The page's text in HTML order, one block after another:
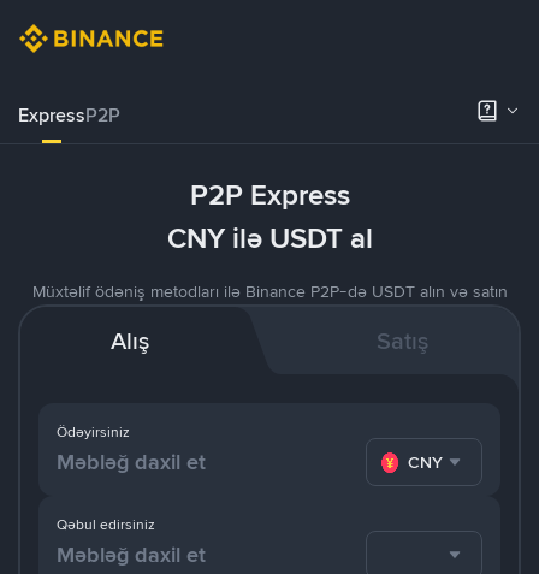
ExpressP2P
P2P Express
CNY ilə USDT al
Müxtəlif ödəniş metodları ilə Binance P2P-də USDT alın və satın
Alış Satış
Ödəyirsiniz
CNY
Qəbul edirsiniz